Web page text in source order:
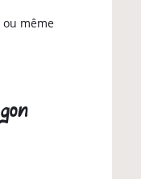
même